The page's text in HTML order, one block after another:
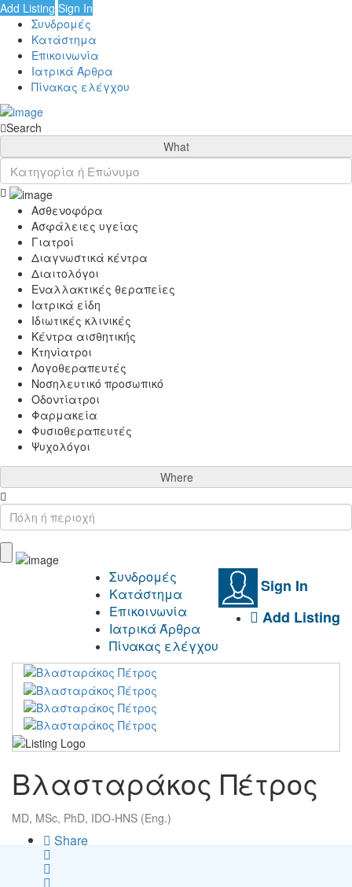
Add Listing Sign In
Συνδρομές
Κατάστημα
Επικοινωνία
Ιατρικά Άρθρα
Πίνακας ελέγχου
Search
What
Ασθενοφόρα
Ασφάλειες υγείας
Γιατροί
Διαγνωστικά κέντρα
Διαιτολόγοι
Εναλλακτικές θεραπείες
Ιατρικά είδη
Ιδιωτικές κλινικές
Κέντρα αισθητικής
Κτηνίατροι
Λογοθεραπευτές
Νοσηλευτικό προσωπικό
Οδοντίατροι
Φαρμακεία
Φυσιοθεραπευτές
Ψυχολόγοι
Where
Sign In
Add Listing
Συνδρομές
Κατάστημα
Επικοινωνία
Ιατρικά Άρθρα
Πίνακας ελέγχου
Βλασταράκος Πέτρος
MD, MSc, PhD, IDO-HNS (Eng.)
Share